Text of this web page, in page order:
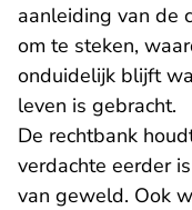
aanleiding van de
om te steken,
onduidelijk blijft
leven is gebracht.
De rechtbank
verdachte eerder
van geweld. Ook